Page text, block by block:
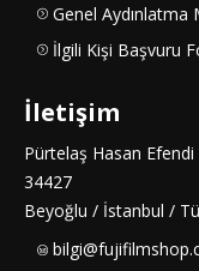
Genel Aydınlatma
İlgili Kişi Başvuru
İletişim
Pürtelaş Hasan
34427
Beyoğlu / İstanbul /